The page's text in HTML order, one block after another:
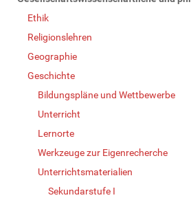
Ethik
Religionslehren
Geographie
Geschichte
Bildungspläne und Wettbewerbe
Unterricht
Lernorte
Werkzeuge zur Eigenrecherche
Unterrichtsmaterialien
Sekundarstufe I